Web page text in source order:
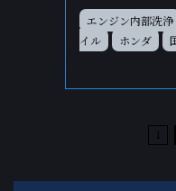
エンジン内部洗浄
イル
ホンダ
1